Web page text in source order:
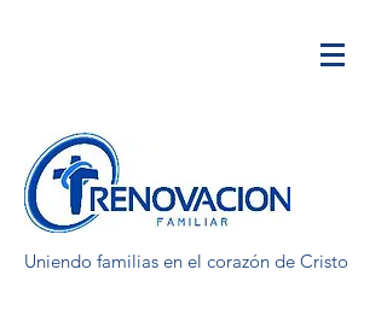
Uniendo familias en el corazón de Cristo